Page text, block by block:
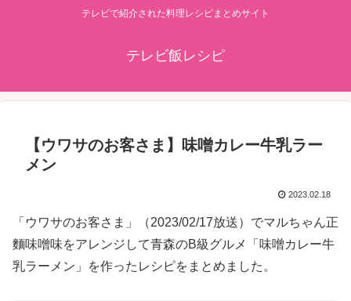
テレビで紹介された料理レシピまとめサイト
テレビ飯レシピ
【ウワサのお客さま】味噌カレー牛乳ラー
メン
2023.02.18
「ウワサのお客さま」（2023/02/17放送）でマルちゃん正
麵味噌味をアレンジして青森のB級グルメ「味噌カレー牛
乳ラーメン」を作ったレシピをまとめました。